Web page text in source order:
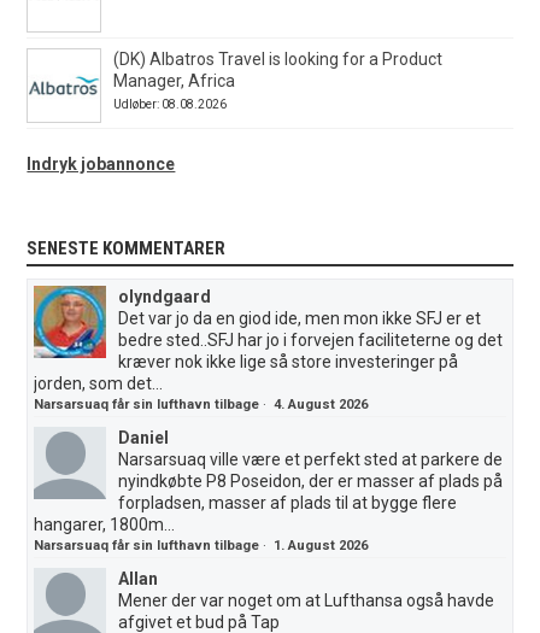
(DK) Albatros Travel is looking for a Product
Manager, Africa
Udløber: 08.08.2026
Indryk jobannonce
SENESTE KOMMENTARER
olyndgaard
Det var jo da en giod ide, men mon ikke SFJ er et
bedre sted..SFJ har jo i forvejen faciliteterne og det
kræver nok ikke lige så store investeringer på
jorden, som det...
Narsarsuaq får sin lufthavn tilbage ·4. August 2026
Daniel
Narsarsuaq ville være et perfekt sted at parkere de
nyindkøbte P8 Poseidon, der er masser af plads på
forpladsen, masser af plads til at bygge flere
hangarer, 1800m...
Narsarsuaq får sin lufthavn tilbage · 1. August 2026
Allan
Mener der var noget om at Lufthansa også havde
afgivet et bud på Tap